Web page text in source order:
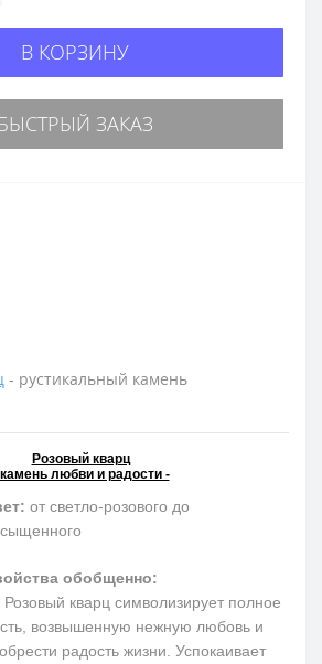
В КОРЗИНУ
БЫСТРЫЙ ЗАКАЗ
- рустикальный камень
Розовый кварц
любви и радости -
от светло-розового до
обобщенно:
кварц символизирует полное
возвышенную нежную любовь и
радость жизни. Успокаивает